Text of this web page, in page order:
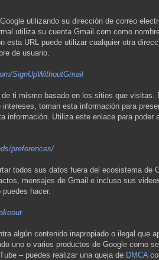
utilizando su dirección de correo
utiliza su cuenta Gmail.com como
esta URL puede utilizar cualquier otra
de usuario.
SignUpWithoutGmail
ti mismo basado en los sitios que visitas.
toman esta información para
información. Utiliza este enlace para poder
preferences/
todos sus datos fuera del ecosistema de
mensajes de Gmail e incluso sus
hacer.
algún contenido inapropiado o ilegal que
uno o varios productos de Google como
– puedes realizar una queja de DMCA